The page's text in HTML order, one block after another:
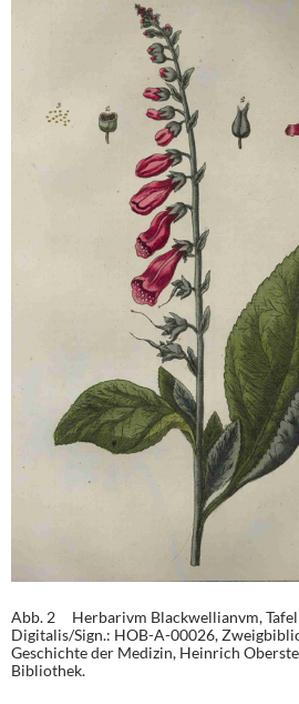
Abb. 2 Herbarivm Blackwellianvm, Tafel
Digitalis/Sign.: HOB-A-00026,
Geschichte der Medizin, Heinrich
Bibliothek.